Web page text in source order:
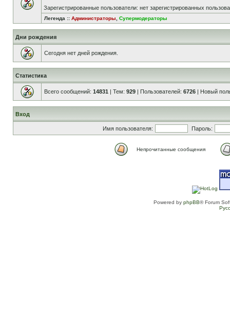
Зарегистрированные пользователи: нет зарегистрированных
Легенда :: Администраторы Супермодераторы
Дни рождения
Сегодня нет дней рождения.
Статистика
Всего сообщений: 14831 | Тем: 929 | Пользователей: 6726 | Новый
Вход
Имя пользователя: Пароль:
Непрочитанные сообщения
Powered by phpBB® Forum